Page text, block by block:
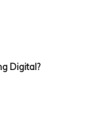
Digital?